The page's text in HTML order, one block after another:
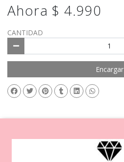
Ahora $ 4.990
CANTIDAD
Encargar